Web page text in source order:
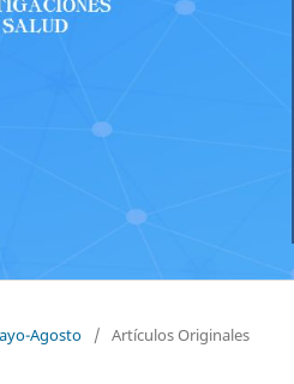
Agosto / Artículos Originales